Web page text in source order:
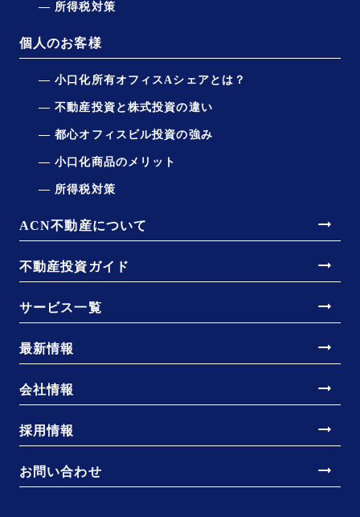
所得税対策
個人のお客様
小口化所有オフィスAシェアとは？
不動産投資と株式投資の違い
都心オフィスビル投資の強み
小口化商品のメリット
所得税対策
ACN不動産について arrow_right_alt
不動産投資ガイド arrow_right_alt
サービス一覧 arrow_right_alt
最新情報 arrow_right_alt
会社情報 arrow_right_alt
採用情報 arrow_right_alt
お問い合わせ arrow_right_alt